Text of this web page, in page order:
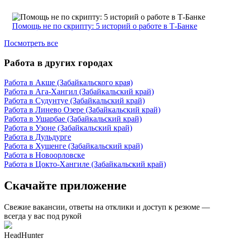
Помощь не по скрипту: 5 историй о работе в Т-Банке
Посмотреть все
Работа в других городах
Работа в Акше (Забайкальского края)
Работа в Ага-Хангил (Забайкальский край)
Работа в Судунтуе (Забайкальский край)
Работа в Линево Озере (Забайкальский край)
Работа в Ушарбае (Забайкальский край)
Работа в Узоне (Забайкальский край)
Работа в Дульдурге
Работа в Хушенге (Забайкальский край)
Работа в Новоорловске
Работа в Цокто-Хангиле (Забайкальский край)
Скачайте приложение
Свежие вакансии, ответы на отклики и доступ к резюме —
всегда у вас под рукой
HeadHunter